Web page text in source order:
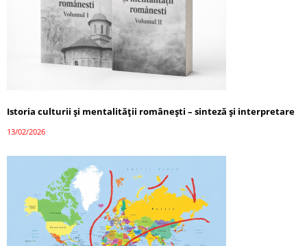
Istoria culturii și mentalității românești – sinteză și interpretare
13/02/2026